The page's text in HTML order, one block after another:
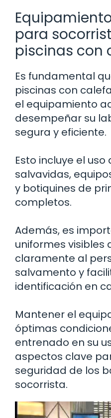
para
piscinas con
Es fundamental
piscinas con
el equipamiento
desempeñar su
segura y eficiente.
Esto incluye el
salvavidas,
y botiquines de
completos.
Además, es
uniformes visibles
claramente al
salvamento y
identificación en
Mantener el
óptimas
entrenado en su
aspectos clave
seguridad de los
socorrista.